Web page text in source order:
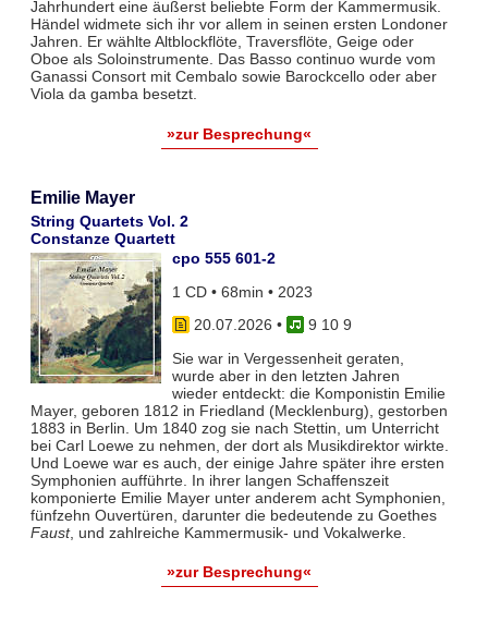
Jahrhundert eine äußerst beliebte Form der Kammermusik.
Händel widmete sich ihr vor allem in seinen ersten Londoner
Jahren. Er wählte Altblockflöte, Traversflöte, Geige oder
Oboe als Soloinstrumente. Das Basso continuo wurde vom
Ganassi Consort mit Cembalo sowie Barockcello oder aber
Viola da gamba besetzt.
»zur Besprechung«
Emilie Mayer
String Quartets Vol. 2
Constanze Quartett
cpo 555 601-2
1 CD • 68min • 2023
20.07.2026 •
9 10 9
Sie war in Vergessenheit geraten,
wurde aber in den letzten Jahren
wieder entdeckt: die Komponistin Emilie
Mayer, geboren 1812 in Friedland (Mecklenburg), gestorben
1883 in Berlin. Um 1840 zog sie nach Stettin, um Unterricht
bei Carl Loewe zu nehmen, der dort als Musikdirektor wirkte.
Und Loewe war es auch, der einige Jahre später ihre ersten
Symphonien aufführte. In ihrer langen Schaffenszeit
komponierte Emilie Mayer unter anderem acht Symphonien,
fünfzehn Ouvertüren, darunter die bedeutende zu Goethes
Faust, und zahlreiche Kammermusik- und Vokalwerke.
»zur Besprechung«